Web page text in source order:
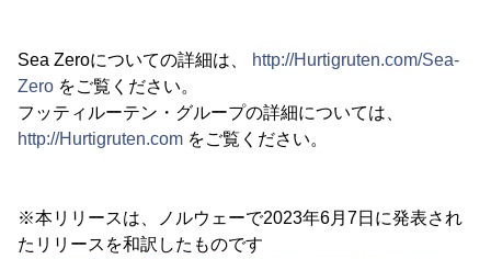
Sea Zeroについての詳細は、
http://Hurtigruten.com/Sea-
Zero をご覧ください。
フッティルーテン・グループの詳細については、
http://Hurtigruten.com をご覧ください。
※本リリースは、ノルウェーで2023年6月7日に発表され
たリリースを和訳したものです